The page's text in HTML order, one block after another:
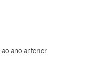
ano anterior